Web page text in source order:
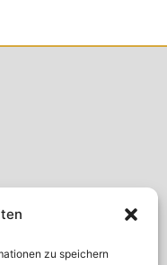
zu speichern